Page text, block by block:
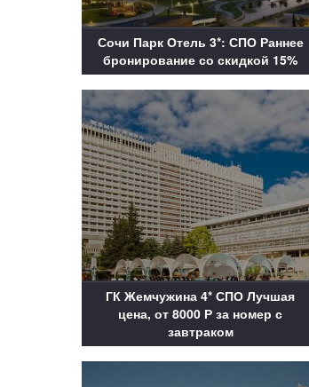
Сочи Парк Отель 3*: СПО Раннее
бронирование со скидкой 15%
ГК Жемчужина 4* СПО Лучшая
цена, от 8000 Р за номер с
завтраком